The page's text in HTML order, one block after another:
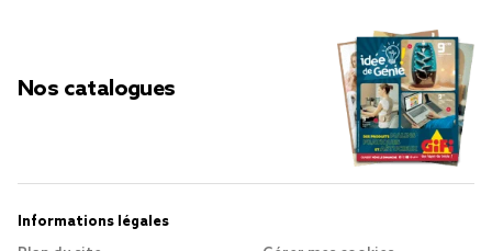
Nos catalogues
Informations légales